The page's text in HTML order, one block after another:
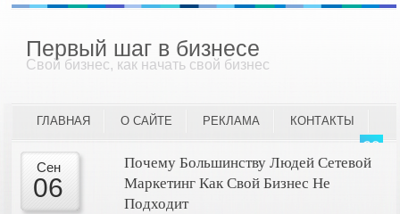
Первый шаг в бизнесе
Свой бизнес, как начать свой бизнес
ГЛАВНАЯ О САЙТЕ РЕКЛАМА КОНТАКТЫ
Сен
06
Почему Большинству Людей Сетевой
Маркетинг Как Свой Бизнес Не
Подходит